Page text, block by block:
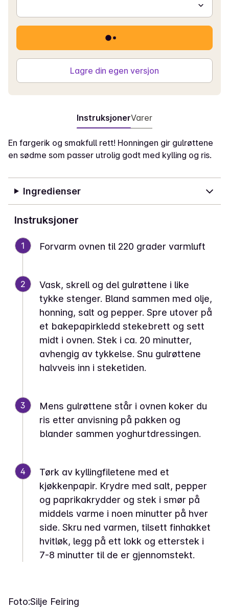
Lagre din egen versjon
InstruksjonerVarer
En fargerik og smakfull rett! Honningen gir gulrøttene
en sødme som passer utrolig godt med kylling og ris.
Ingredienser
Instruksjoner
1 Forvarm ovnen til 220 grader varmluft
2
Vask, skrell og del gulrøttene i like
tykke stenger. Bland sammen med olje,
honning, salt og pepper. Spre utover på
et bakepapirkledd stekebrett og sett
midt i ovnen. Stek i ca. 20 minutter,
avhengig av tykkelse. Snu gulrøttene
halvveis inn i steketiden.
3
Mens gulrøttene står i ovnen koker du
ris etter anvisning på pakken og
blander sammen yoghurtdressingen.
4
Tørk av kyllingfiletene med et
kjøkkenpapir. Krydre med salt, pepper
og paprikakrydder og stek i smør på
middels varme i noen minutter på hver
side. Skru ned varmen, tilsett finhakket
hvitløk, legg på ett lokk og etterstek i
7-8 minutter til de er gjennomstekt.
Foto:Silje Feiring